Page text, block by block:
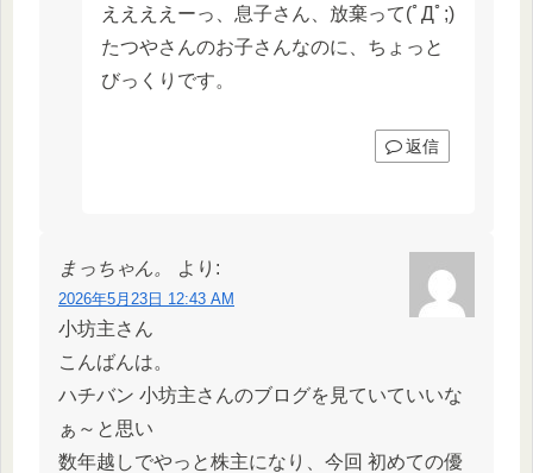
ええええーっ、息子さん、放棄って(ﾟДﾟ;)
たつやさんのお子さんなのに、ちょっと
びっくりです。
返信
まっちゃん。 より:
2026年5月23日 12:43 AM
小坊主さん
こんばんは。
ハチバン 小坊主さんのブログを見ていていいな
ぁ～と思い
数年越しでやっと株主になり、今回 初めての優